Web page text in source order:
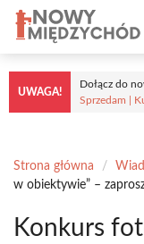
Przejdź
treści
UWAGA!
Dołącz do
Sprzedam |
Strona główna /
w obiektywie” –
Konkurs